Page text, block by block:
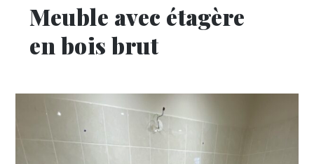
Meuble avec étagère
en bois brut